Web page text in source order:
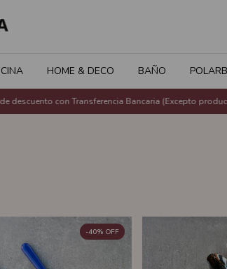
HOME & DECO BAÑO
Bancaria (Excepto productos SMEG) 6
-40% OFF